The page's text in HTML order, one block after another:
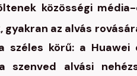
közösségi
gyakran az alvás
széles körű: a
szenved alvási